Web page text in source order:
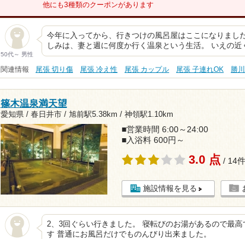
他にも3種類のクーポンがあります
50代～ 男性
今年に入ってから、行きつけの風呂屋はここになりまし
しみは、妻と週に何度か行く温泉という生活。 いえの
関連情報 尾張 切り傷 尾張 冷え性 尾張 カップル 尾張 子連れOK 勝
篠木温泉満天望
愛知県 / 春日井市 / 旭前駅5.38km / 神領駅1.10km
■営業時間 6:00～24:00
■入浴料 600円～
3.0 点 / 14件
施設情報を見る
2、3回ぐらい行きました。 寝転びのお湯があるので最
す 普通にお風呂だけでものんびり出来ました。